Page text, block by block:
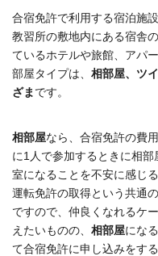
合宿免許で利用する宿泊施
教習所の敷地内にある宿舎
ているホテルや旅館、アパ
部屋タイプは、 相部屋、ツ
ざまです。
相部屋なら、合宿免許の費
に1人で参加するときに相
室になることを不安に感じ
運転免許の取得という共通
ですので、仲良くなれるケ
えたいものの、 相部屋にな
て合宿免許に申し込みをす